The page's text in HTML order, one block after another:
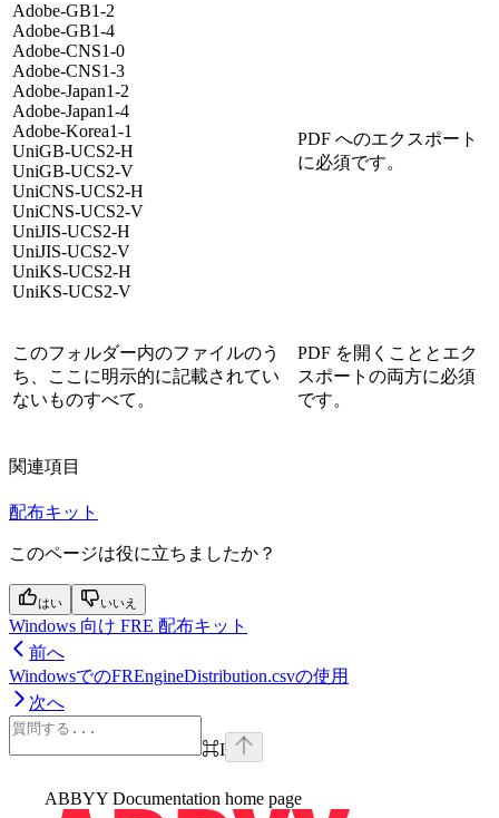
Adobe-GB1-2
Adobe-GB1-4
Adobe-CNS1-0
Adobe-CNS1-3
Adobe-Japan1-2
Adobe-Japan1-4
Adobe-Korea1-1
UniGB-UCS2-H
UniGB-UCS2-V
UniCNS-UCS2-H
UniCNS-UCS2-V
UniJIS-UCS2-H
UniJIS-UCS2-V
UniKS-UCS2-H
UniKS-UCS2-V
PDF へのエクスポート
に必須です。
このフォルダー内のファイルのう
ち、ここに明示的に記載されてい
ないものすべて。
PDF を開くこととエク
スポートの両方に必須
です。
関連項目
配布キット
このページは役に立ちましたか？
はい いいえ
Windows 向け FRE 配布キット
前へ
WindowsでのFREngineDistribution.csvの使用
次へ
⌘I
ABBYY Documentation home page